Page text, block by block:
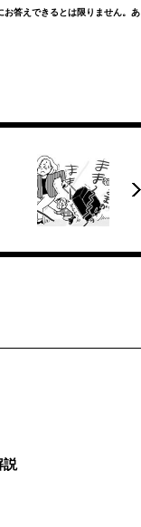
お答えできるとは限りません。あ
説